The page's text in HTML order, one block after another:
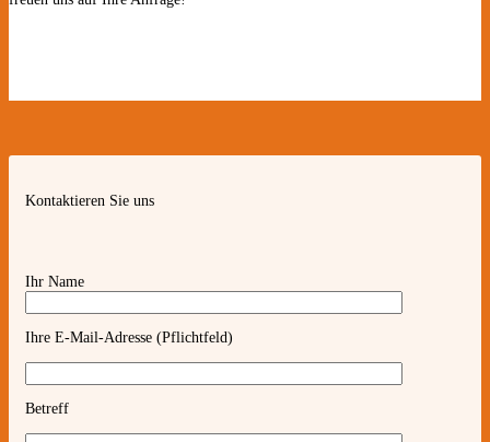
Kontaktieren Sie uns
Ihr Name
Ihre E-Mail-Adresse (Pflichtfeld)
Betreff